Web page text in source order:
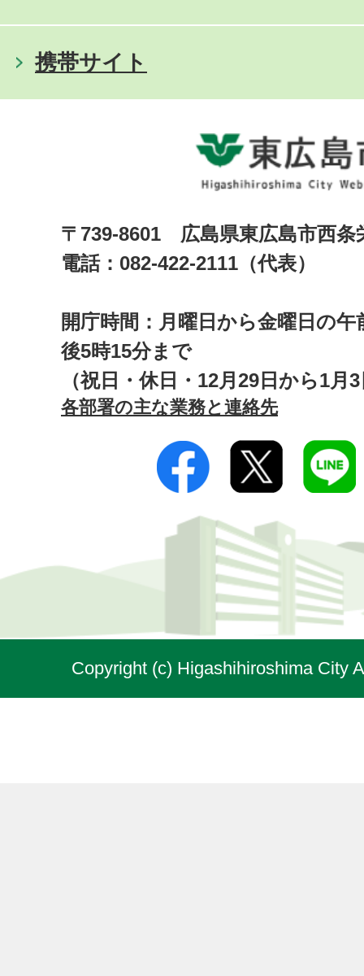
携帯サイト
〒739-8601 広島県東広島市西
電話：082-422-2111（代表）
開庁時間：月曜日から金曜日の午
後5時15分まで
（祝日・休日・12月29日から1月
各部署の主な業務と連絡先
Copyright (c) Higashihiroshima City